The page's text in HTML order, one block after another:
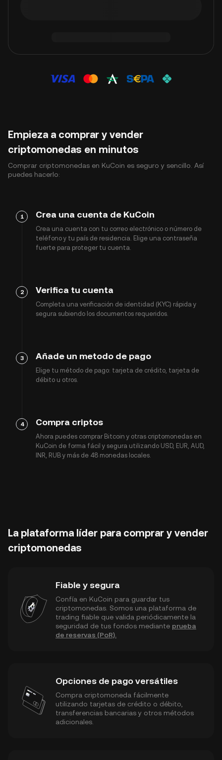
Empieza a comprar y vender
criptomonedas en minutos
Comprar criptomonedas en KuCoin es seguro y sencillo. Así
puedes hacerlo:
1 Crea una cuenta de KuCoin
Crea una cuenta con tu correo electrónico o número de
teléfono y tu país de residencia. Elige una contraseña
fuerte para proteger tu cuenta.
2 Verifica tu cuenta
Completa una verificación de identidad (KYC) rápida y
segura subiendo los documentos requeridos.
3 Añade un metodo de pago
Elige tu método de pago: tarjeta de crédito, tarjeta de
débito u otros.
4 Compra criptos
Ahora puedes comprar Bitcoin y otras criptomonedas en
KuCoin de forma fácil y segura utilizando USD, EUR, AUD,
INR, RUB y más de 48 monedas locales.
La plataforma líder para comprar y vender
criptomonedas
Fiable y segura
Confía en KuCoin para guardar tus
criptomonedas. Somos una plataforma de
trading fiable que valida periódicamente la
seguridad de tus fondos mediante prueba
de reservas (PoR).
Opciones de pago versátiles
Compra criptomoneda fácilmente
utilizando tarjetas de crédito o débito,
transferencias bancarias y otros métodos
adicionales.